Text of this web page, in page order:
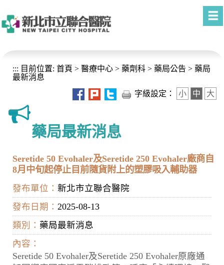
::: 目前位置: 首頁 > 醫療中心 > 藥劑科 > 藥局公告 > 藥局
最新消息
字級設定：
小 中 大
藥局最新消息
Seretide 50 Evohaler及Seretide 250 Evohaler廠商自
8月中旬起停止目前隨貨附上的塑膠吸入輔助器
發布單位： 新北市立聯合醫院
發布日期： 2025-08-13
類別： 藥局最新消息
內容：
Seretide 50 Evohaler及Seretide 250 Evohaler原廠通